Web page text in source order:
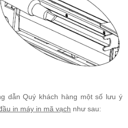
dẫn Quý khách hàng một số lưu ý
in máy in mã vạch như sau: